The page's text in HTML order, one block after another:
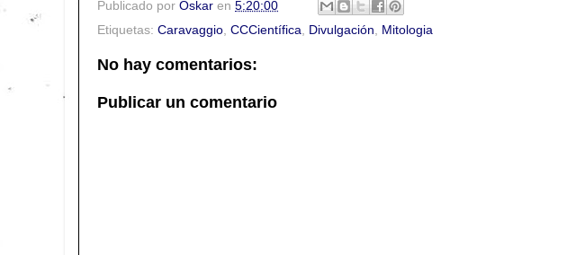
Publicado por Oskar en 5:20:00
Etiquetas: Caravaggio, CCCientífica, Divulgación, Mitologia
No hay comentarios:
Publicar un comentario